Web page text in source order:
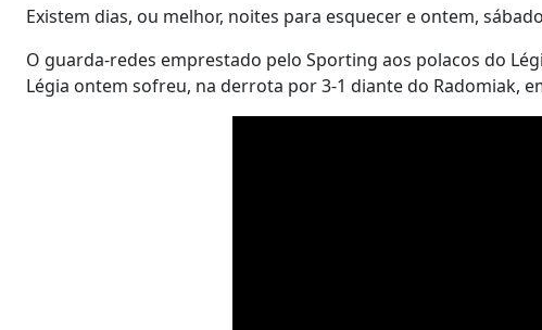
Existem dias, ou melhor, noites para esquecer e ontem,
O guarda-redes emprestado pelo Sporting aos polacos do
Légia ontem sofreu, na derrota por 3-1 diante do Radomiak,